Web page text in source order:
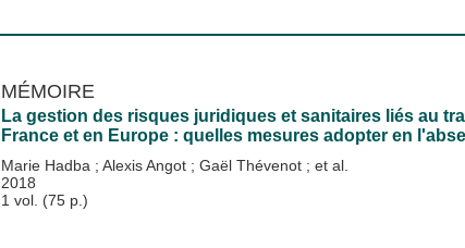
MÉMOIRE
La gestion des risques juridiques et sanitaires liés au
France et en Europe : quelles mesures adopter en
Marie Hadba ; Alexis Angot ; Gaël Thévenot ; et al.
2018
1 vol. (75 p.)